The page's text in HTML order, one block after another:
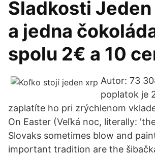
Sladkosti
a jedna
spolu 2€ a 10
Autor: 73
poplatok je
zaplatíte ho pri zrýchlenom
On Easter (Veľká noc, literally:
Slovaks sometimes blow and
important tradition are the